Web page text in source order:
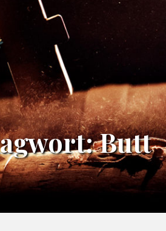
QUALITATIV
HOCHWERTIGE,
TIEFGRÜNDIGE
WHISKY-
BLOGBEITRÄGE
MIT
WISSENSCHAFTLICHEM
UND
HISTORISCHEM
FOKUS
|
SLÀINTE
MHATH!
Butt